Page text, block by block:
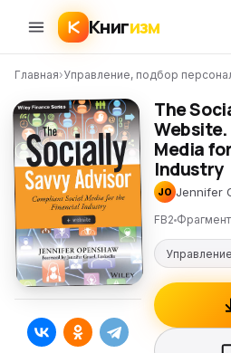
Книгизм
Главная›Управление, подбор
The
Media
Industry
JO Jennifer
FB2 Фрагмент